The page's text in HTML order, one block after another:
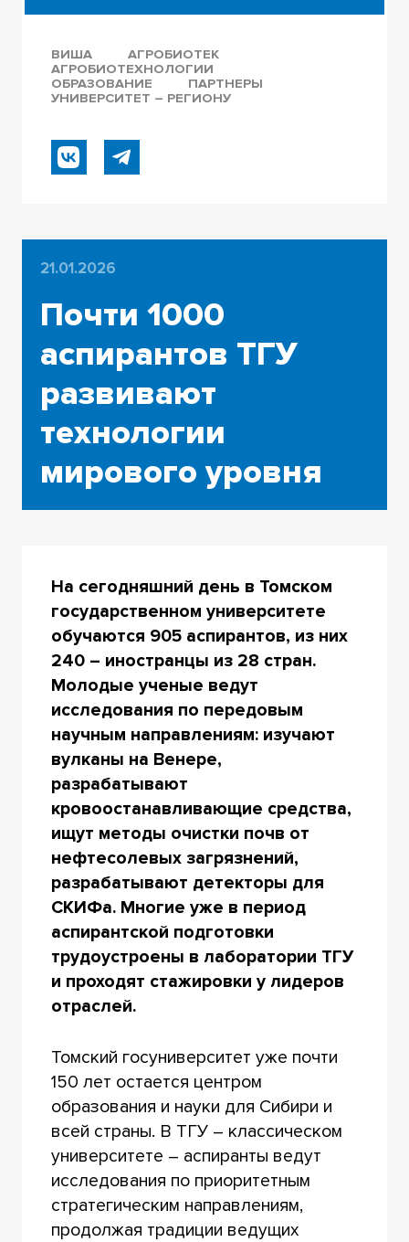
ВИША
АГРОБИОТЕК
АГРОБИОТЕХНОЛОГИИ
ОБРАЗОВАНИЕ
ПАРТНЕРЫ
УНИВЕРСИТЕТ – РЕГИОНУ
21.01.2026
Почти 1000
аспирантов ТГУ
развивают
технологии
мирового уровня
На сегодняшний день в Томском
государственном университете
обучаются 905 аспирантов, из них
240 – иностранцы из 28 стран.
Молодые ученые ведут
исследования по передовым
научным направлениям: изучают
вулканы на Венере,
разрабатывают
кровоостанавливающие средства,
ищут методы очистки почв от
нефтесолевых загрязнений,
разрабатывают детекторы для
СКИФа. Многие уже в период
аспирантской подготовки
трудоустроены в лаборатории ТГУ
и проходят стажировки у лидеров
отраслей.
Томский госуниверситет уже почти
150 лет остается центром
образования и науки для Сибири и
всей страны. В ТГУ – классическом
университете – аспиранты ведут
исследования по приоритетным
стратегическим направлениям,
продолжая традиции ведущих